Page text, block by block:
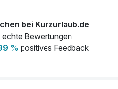
18,50 €
bei Kurzurlaub.de
echte Bewertungen
% positives Feedback